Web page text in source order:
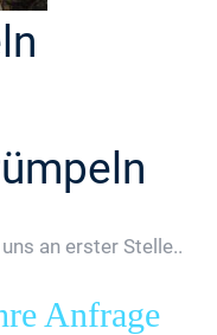
an erster Stelle..
Anfrage